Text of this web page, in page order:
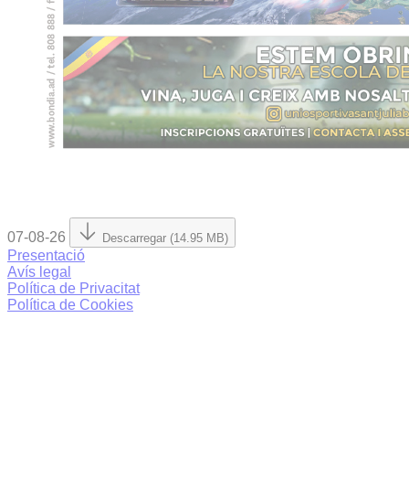
07-08-26 Descarregar (14.95 MB)
Presentació
Avís legal
Política de Privacitat
Política de Cookies